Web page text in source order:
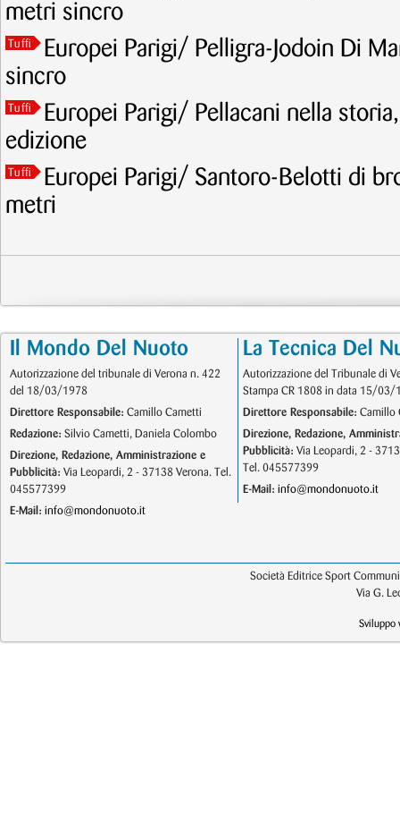
metri sincro
Tuffi
Europei Parigi/ Pelligra-Jodoin Di
sincro
Tuffi
Europei Parigi/ Pellacani nella
edizione
Tuffi
Europei Parigi/ Santoro-Belotti di
metri
Il Mondo Del Nuoto
Autorizzazione del tribunale di Verona n. 422
del 18/03/1978
Direttore Responsabile: Camillo Cametti
Redazione: Silvio Cametti, Daniela Colombo
Direzione, Redazione, Amministrazione e
Pubblicità: Via Leopardi, 2 - 37138 Verona. Tel.
045577399
E-Mail: info@mondonuoto.it
La Tecnica Del
Autorizzazione del Tribunale di
Stampa CR 1808 in data 15/03/
Direttore Responsabile: Camillo
Direzione, Redazione,
Pubblicità: Via Leopardi, 2 -
Tel. 045577399
E-Mail: info@mondonuoto.it
Società Editrice Sport
Via G.
Sviluppo